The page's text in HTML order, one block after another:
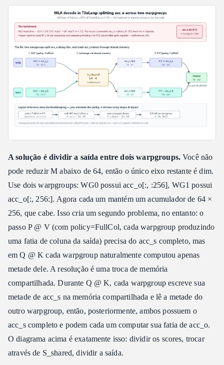
A solução é dividir a saída entre dois warpgroups. Você não
pode reduzir M abaixo de 64, então o único eixo restante é dim.
Use dois warpgroups: WG0 possui acc_o[:, :256], WG1 possui
acc_o[:, 256:]. Agora cada um mantém um acumulador de 64 ×
256, que cabe. Isso cria um segundo problema, no entanto: o
passo P @ V (com policy=FullCol, cada warpgroup produzindo
uma fatia de coluna da saída) precisa do acc_s completo, mas
em Q @ K cada warpgroup naturalmente computou apenas
metade dele. A resolução é uma troca de memória
compartilhada. Durante Q @ K, cada warpgroup escreve sua
metade de acc_s na memória compartilhada e lê a metade do
outro warpgroup, então, posteriormente, ambos possuem o
acc_s completo e podem cada um computar sua fatia de acc_o.
O diagrama acima é exatamente isso: dividir os scores, trocar
através de S_shared, dividir a saída.